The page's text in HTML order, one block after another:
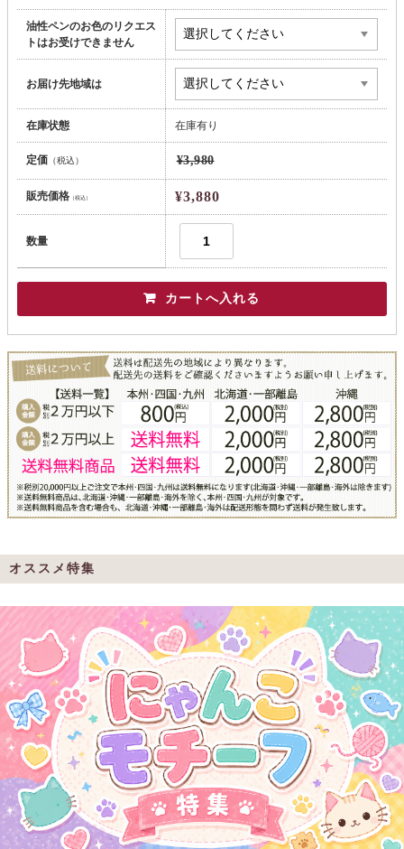
油性ペンのお色のリクエス
トはお受けできません
お届け先地域は
在庫状態 在庫有り
定価（税込） ¥3,980
販売価格（税込） ¥3,880
数量
オススメ特集